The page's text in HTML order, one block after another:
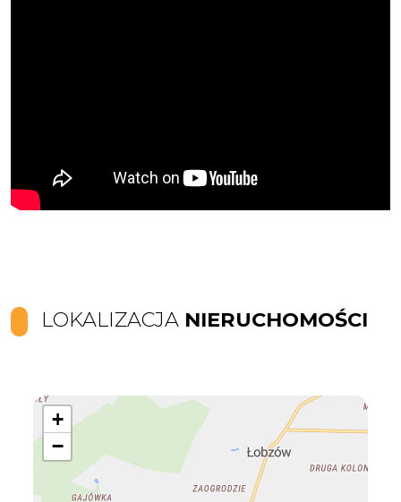
LOKALIZACJA NIERUCHOMOŚCI
+
−